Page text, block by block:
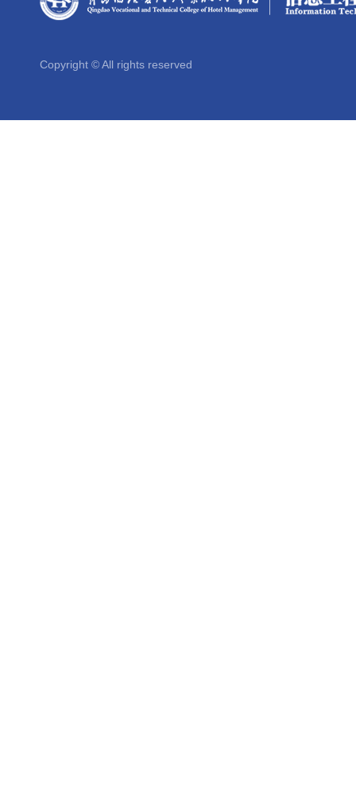
Copyright © All rights reserved